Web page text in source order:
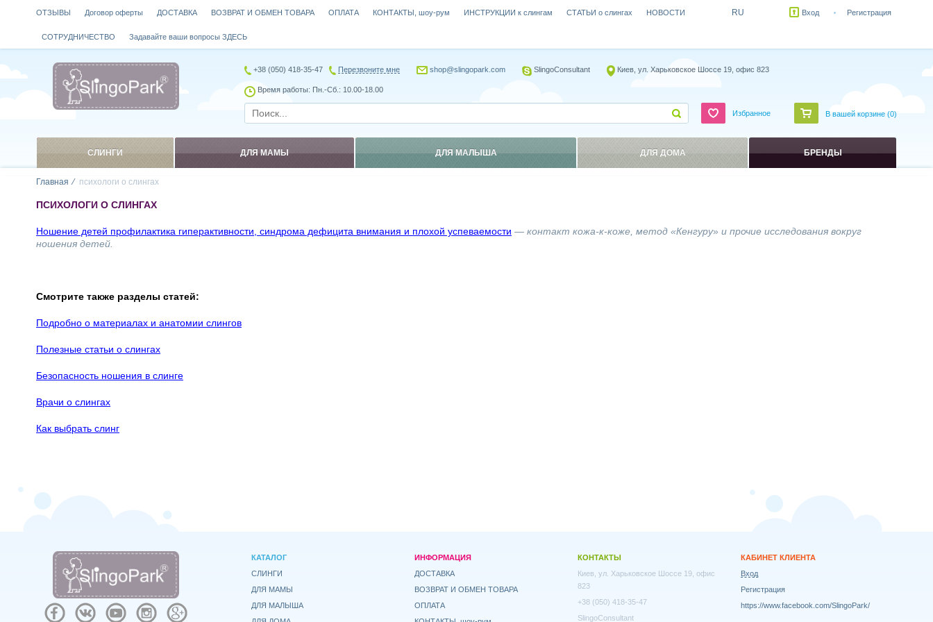
Главная психологи о слингах
ПСИХОЛОГИ О СЛИНГАХ
Ношение детей профилактика гиперактивности, синдрома дефицита внимания и плохой успеваемости — контакт кожа-к-коже, метод «Кенгуру» и прочие исследования вокруг
ношения детей.
Смотрите также разделы статей:
Подробно о материалах и анатомии слингов
Полезные статьи о слингах
Безопасность ношения в слинге
Врачи о слингах
Как выбрать слинг
ОТЗЫВЫ Договор оферты ДОСТАВКА ВОЗВРАТ И ОБМЕН ТОВАРА ОПЛАТА КОНТАКТЫ, шоу-рум ИНСТРУКЦИИ к слингам СТАТЬИ о слингах НОВОСТИ
СОТРУДНИЧЕСТВО Задавайте ваши вопросы ЗДЕСЬ
RU Вход Регистрация
+38 (050) 418-35-47 Перезвоните мне shop@slingopark.com SlingoConsultant Киев, ул. Харьковское Шоссе 19, офис 823
Время работы: Пн.-Сб.: 10.00-18.00
Избранное В вашей корзине (0)
СЛИНГИ ДЛЯ МАМЫ ДЛЯ МАЛЫША ДЛЯ ДОМА БРЕНДЫ
КАТАЛОГ
СЛИНГИ
ДЛЯ МАМЫ
ДЛЯ МАЛЫША
ИНФОРМАЦИЯ
ДОСТАВКА
ВОЗВРАТ И ОБМЕН ТОВАРА
ОПЛАТА
КОНТАКТЫ
Киев, ул. Харьковское Шоссе 19, офис
823
+38 (050) 418-35-47
SlingoConsultant
КАБИНЕТ КЛИЕНТА
Вход
Регистрация
https://www.facebook.com/SlingoPark/